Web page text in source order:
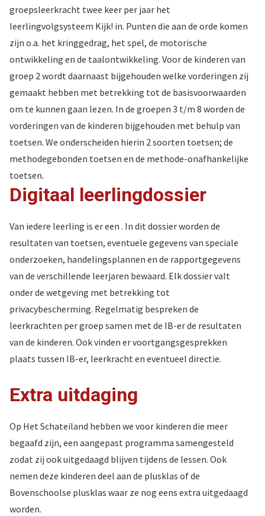
groepsleerkracht twee keer per jaar het
leerlingvolgsysteem Kijk! in. Punten die aan de orde komen
zijn o.a. het kringgedrag, het spel, de motorische
ontwikkeling en de taalontwikkeling. Voor de kinderen van
groep 2 wordt daarnaast bijgehouden welke vorderingen zij
gemaakt hebben met betrekking tot de basisvoorwaarden
om te kunnen gaan lezen. In de groepen 3 t/m 8 worden de
vorderingen van de kinderen bijgehouden met behulp van
toetsen. We onderscheiden hierin 2 soorten toetsen; de
methodegebonden toetsen en de methode-onafhankelijke
toetsen.
Digitaal leerlingdossier
Van iedere leerling is er een . In dit dossier worden de
resultaten van toetsen, eventuele gegevens van speciale
onderzoeken, handelingsplannen en de rapportgegevens
van de verschillende leerjaren bewaard. Elk dossier valt
onder de wetgeving met betrekking tot
privacybescherming. Regelmatig bespreken de
leerkrachten per groep samen met de IB-er de resultaten
van de kinderen. Ook vinden er voortgangsgesprekken
plaats tussen IB-er, leerkracht en eventueel directie.
Extra uitdaging
Op Het Schateiland hebben we voor kinderen die meer
begaafd zijn, een aangepast programma samengesteld
zodat zij ook uitgedaagd blijven tijdens de lessen. Ook
nemen deze kinderen deel aan de plusklas of de
Bovenschoolse plusklas waar ze nog eens extra uitgedaagd
worden.